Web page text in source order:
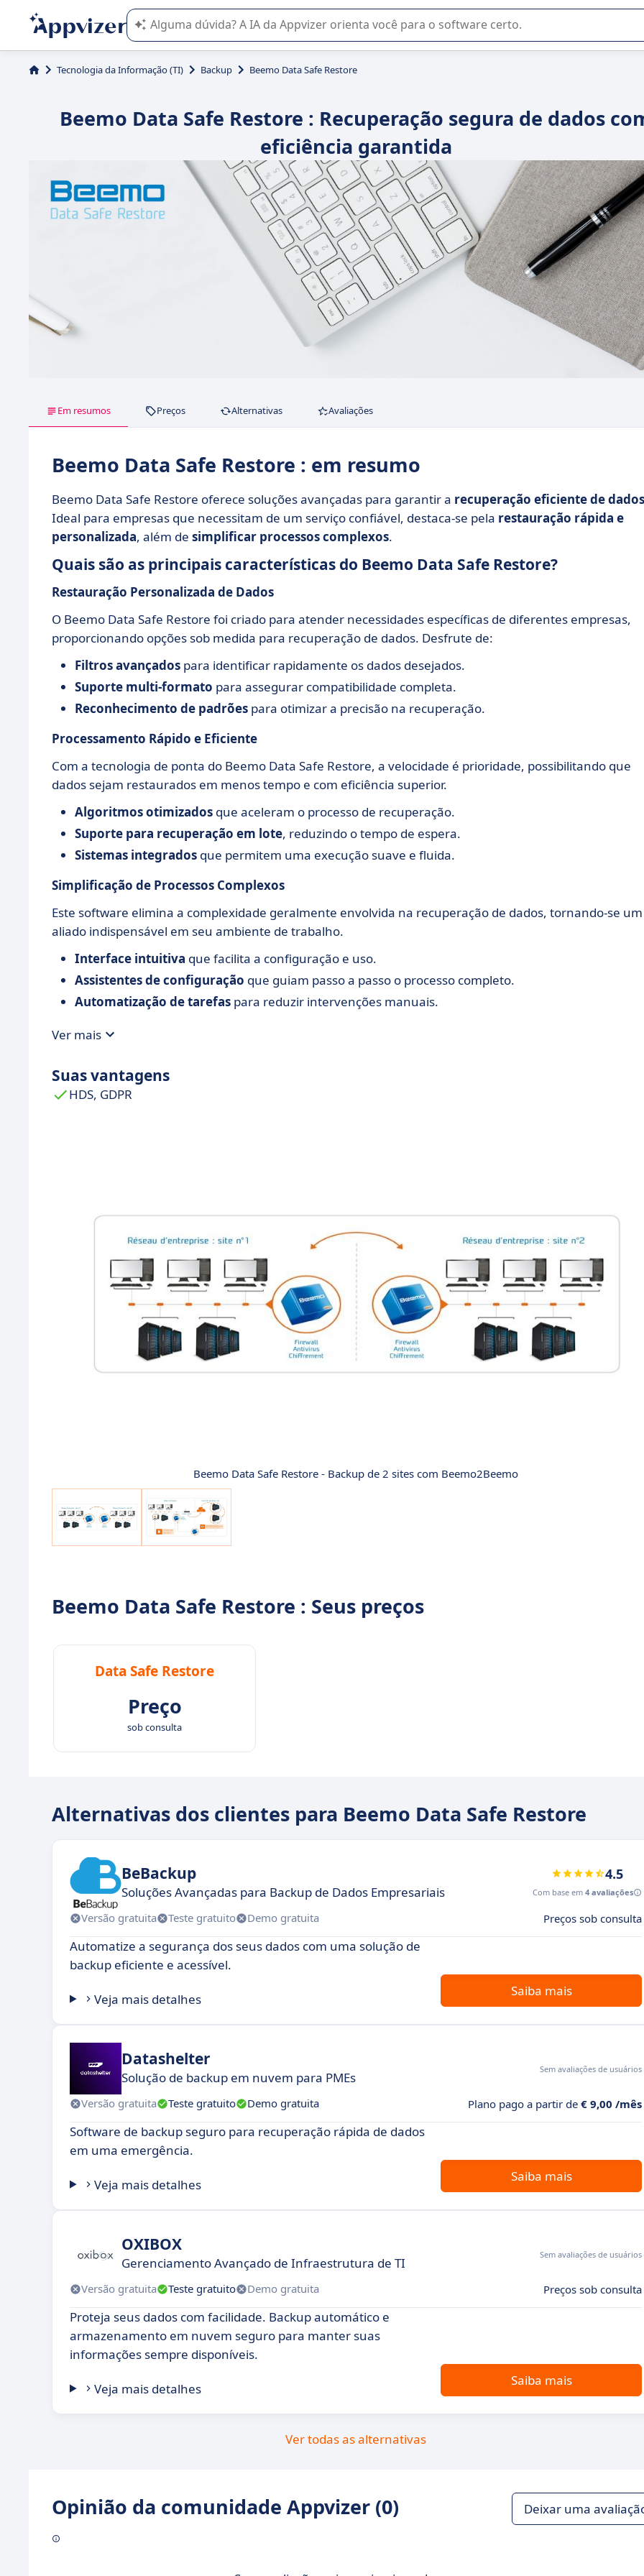
A IA do Appvizer o orienta no uso ou na seleção de software SaaS para sua empresa.
Tecnologia da Informação (TI) Backup Beemo Data Safe Restore
Beemo Data Safe Restore : Recuperação segura de dados
eficiência garantida
Em resumos Preços Alternativas Avaliações
Beemo Data Safe Restore : em resumo
Beemo Data Safe Restore oferece soluções avançadas para garantir a recuperação eficiente de dados
Ideal para empresas que necessitam de um serviço confiável, destaca-se pela restauração rápida e
personalizada, além de simplificar processos complexos.
Quais são as principais características do Beemo Data Safe Restore?
Restauração Personalizada de Dados
O Beemo Data Safe Restore foi criado para atender necessidades específicas de diferentes empresas,
proporcionando opções sob medida para recuperação de dados. Desfrute de:
Filtros avançados para identificar rapidamente os dados desejados.
Suporte multi-formato para assegurar compatibilidade completa.
Reconhecimento de padrões para otimizar a precisão na recuperação.
Processamento Rápido e Eficiente
Com a tecnologia de ponta do Beemo Data Safe Restore, a velocidade é prioridade, possibilitando que
dados sejam restaurados em menos tempo e com eficiência superior.
Algoritmos otimizados que aceleram o processo de recuperação.
Suporte para recuperação em lote, reduzindo o tempo de espera.
Sistemas integrados que permitem uma execução suave e fluida.
Simplificação de Processos Complexos
Este software elimina a complexidade geralmente envolvida na recuperação de dados, tornando-se um
aliado indispensável em seu ambiente de trabalho.
Interface intuitiva que facilita a configuração e uso.
Assistentes de configuração que guiam passo a passo o processo completo.
Automatização de tarefas para reduzir intervenções manuais.
Ver mais
Suas vantagens
HDS, GDPR
Beemo Data Safe Restore - Backup de 2 sites com Beemo2Beemo
Beemo Data Safe Restore : Seus preços
Data Safe Restore
Preço
sob consulta
Alternativas dos clientes para Beemo Data Safe Restore
BeBackup
Soluções Avançadas para Backup de Dados Empresariais
4.5
Com base em 4 avaliações
Versão gratuita Teste gratuito Demo gratuita Preços sob consulta
Automatize a segurança dos seus dados com uma solução de
backup eficiente e acessível.
Veja mais detalhes
Saiba mais
Datashelter
Solução de backup em nuvem para PMEs
Sem avaliações de usuários
Versão gratuita Teste gratuito Demo gratuita Plano pago a partir de € 9,00 /mês
Software de backup seguro para recuperação rápida de dados
em uma emergência.
Veja mais detalhes
Saiba mais
OXIBOX
Gerenciamento Avançado de Infraestrutura de TI
Sem avaliações de usuários
Versão gratuita Teste gratuito Demo gratuita Preços sob consulta
Proteja seus dados com facilidade. Backup automático e
armazenamento em nuvem seguro para manter suas
informações sempre disponíveis.
Veja mais detalhes
Saiba mais
Ver todas as alternativas
Opinião da comunidade Appvizer (0) Deixar uma